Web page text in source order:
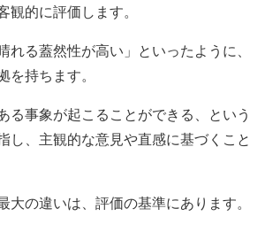
観的に評価します。
れる蓋然性が高い」といったように、
を持ちます。
る事象が起こることができる、という
し、主観的な意見や直感に基づくこと
大の違いは、評価の基準にあります。